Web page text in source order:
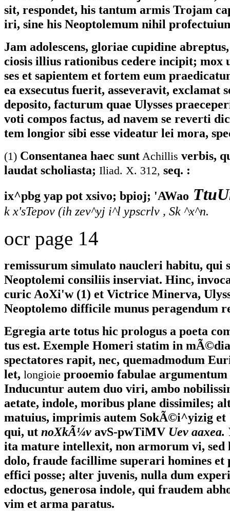
sit, respondet, his tantum armis Trojam
iri, sine his Neoptolemum nihil
Jam adolescens, gloriae cupidine
ciosis illius rationibus cedere incipit; mox
ses et sapientem et fortem eum
ea exsecutus fuerit, asseveravit, exclamat
deposito, facturum quae Ulysses
voti compos factus, ad navem se reverti
tem longior sibi esse videatur lei mora,
(1) Consentanea haec sunt Achillis verbis,
laudat scholiasta; Iliad. X. 312, seq. :
ix^pbg yap pot xsivo; bpioj; 'AWao
k x'sTepov (ih zev^yj i^l ypscrlv , Sk ^x^n.
ocr page 14
remissurum simulato naucleri habitu, qui
Neoptolemi consiliis inserviat. Hinc,
curic AoXi'w (1) et Victrice Minerva,
Neoptolemo difficile munus peragendum
Egregia arte totus hic prologus a poeta
tus est. Exemple Homeri statim in
spectatores rapit, nec, quemadmodum
let, longioie prooemio fabulae argumentum
Inducuntur autem duo viri, ambo
aetate, indole, moribus plane dissimiles;
matuius, imprimis autem SokÃ©i^yizig
qui, ut noXkÃ¼v avS-pwTiMV Uev aaxea.
ita mature intellexit, non armorum vi, sed
dolo, fraude facillime superari homines et
effici posse; alter juvenis, nulla dum
edoctus, generosa indole, qui fraudem
vim et arma paratus.